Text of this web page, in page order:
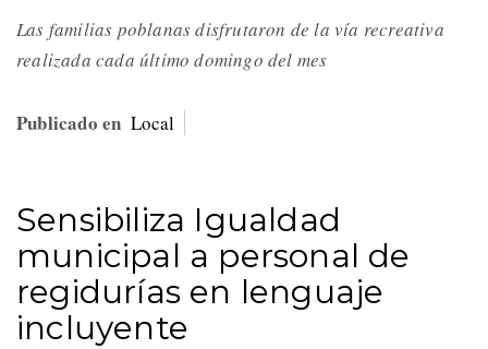
Las familias poblanas disfrutaron de la vía recreativa
realizada cada último domingo del mes
Publicado en Local
Sensibiliza Igualdad
municipal a personal de
regidurías en lenguaje
incluyente